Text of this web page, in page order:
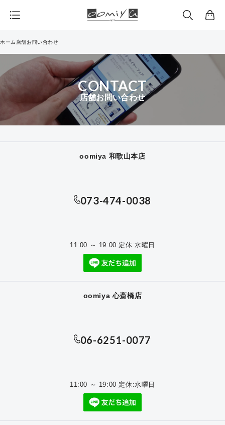
ー
ホーム 店舗お問い合わせ
CONTACT
店舗お問い合わせ
oomiya 和歌山本店
073-474-0038
11:00 ～ 19:00 定休:水曜日
oomiya 心斎橋店
06-6251-0077
11:00 ～ 19:00 定休:水曜日